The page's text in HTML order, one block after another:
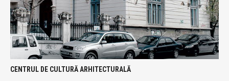
CENTRUL DE CULTURĂ ARHITECTURALĂ